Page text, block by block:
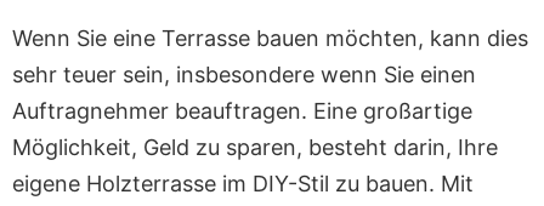
Wenn Sie eine Terrasse bauen möchten, kann dies
sehr teuer sein, insbesondere wenn Sie einen
Auftragnehmer beauftragen. Eine großartige
Möglichkeit, Geld zu sparen, besteht darin, Ihre
eigene Holzterrasse im DIY-Stil zu bauen. Mit